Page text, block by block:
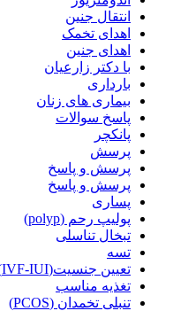
انتقال جنین
اهدای تخمک
اهدای جنین
با دکتر زارعیان
بارداری
بیماری های زنان
پاسخ سوالات
پانکچر
پرسش
پرسش و پاسخ
پرسش و پاسخ
پساری
پولیپ رحم (polyp)
تبخال تناسلی
تسه
تعیین جنسیت(IVF-IUI)
تغذیه مناسب
تنبلی تخمدان (PCOS)